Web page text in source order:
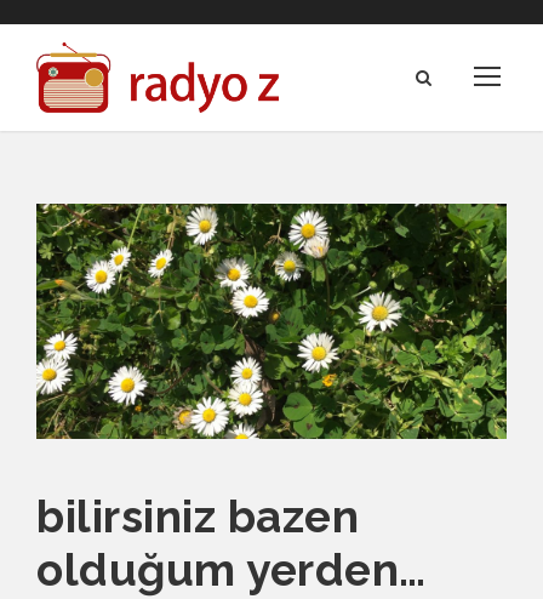
bilirsiniz bazen
olduğum yerden…